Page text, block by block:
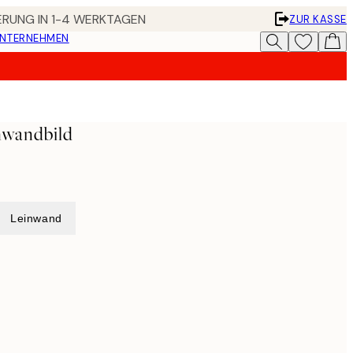
IN 1-4 WERKTAGEN
ZUR KASSE
Leinwand